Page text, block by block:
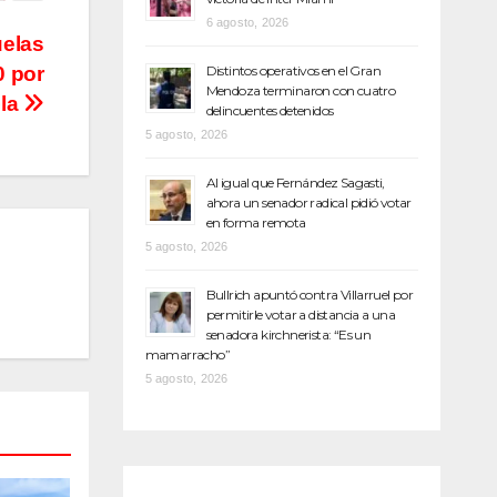
por
6 agosto, 2026
Distintos operativos en el Gran
Mendoza terminaron con cuatro
delincuentes detenidos
5 agosto, 2026
Al igual que Fernández Sagasti,
ahora un senador radical pidió votar
en forma remota
5 agosto, 2026
Bullrich apuntó contra Villarruel por
permitirle votar a distancia a una
senadora kirchnerista: “Es un
mamarracho”
5 agosto, 2026